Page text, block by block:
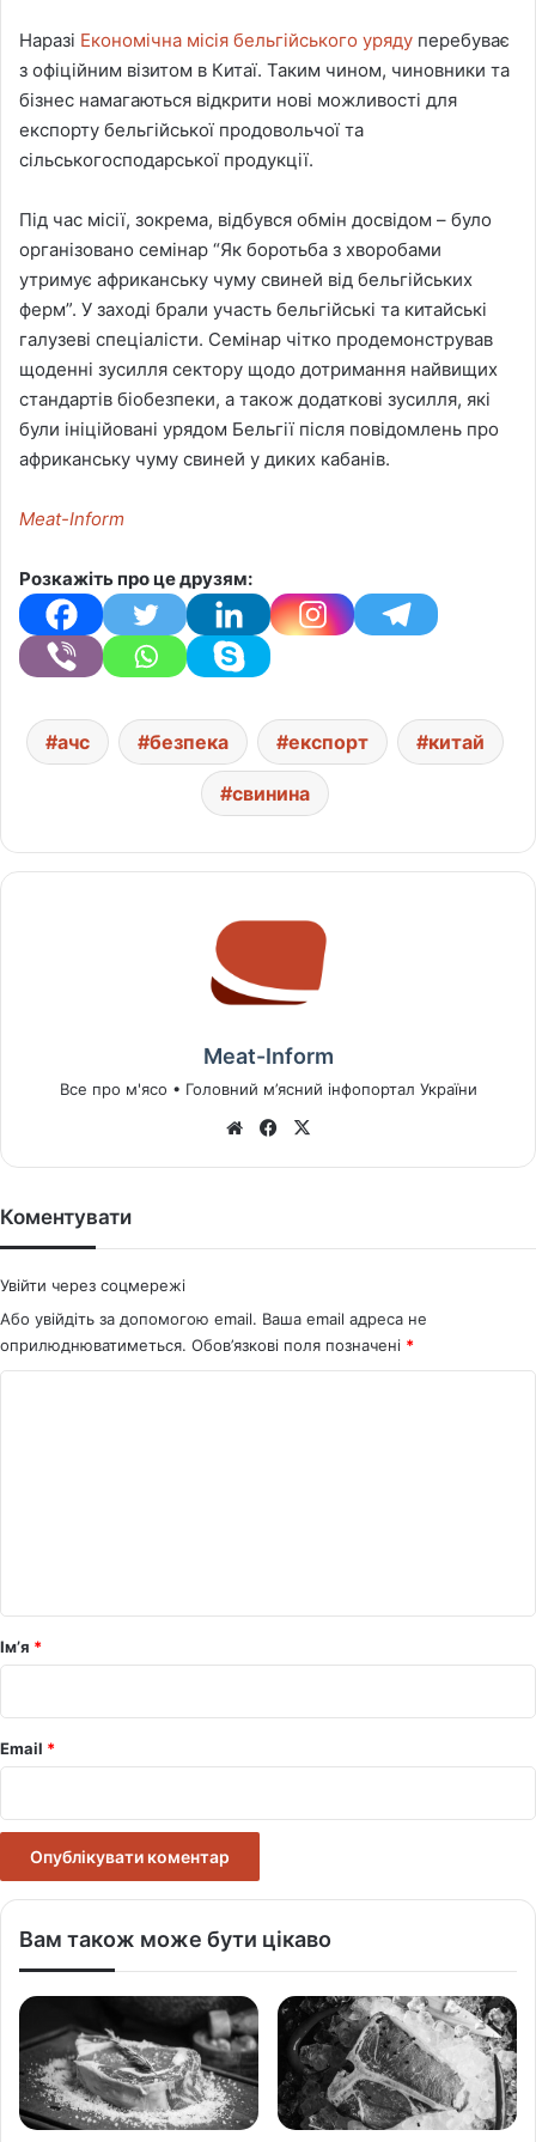
Наразі Економічна місія бельгійського уряду перебуває
з офіційним візитом в Китаї. Таким чином, чиновники та
бізнес намагаються відкрити нові можливості для
експорту бельгійської продовольчої та
сільськогосподарської продукції.
Під час місії, зокрема, відбувся обмін досвідом – було
організовано семінар “Як боротьба з хворобами
утримує африканську чуму свиней від бельгійських
ферм”. У заході брали участь бельгійські та китайські
галузеві спеціалісти. Семінар чітко продемонстрував
щоденні зусилля сектору щодо дотримання найвищих
стандартів біобезпеки, а також додаткові зусилля, які
були ініційовані урядом Бельгії після повідомлень про
африканську чуму свиней у диких кабанів.
Meat-Inform
Розкажіть про це друзям:
ачс безпека експорт китай
свинина
Meat-Inform
Все про м'ясо • Головний м’ясний інфопортал України
We
Fa
Коментувати
Увійти через соцмережі
Або увійдіть за допомогою email. Ваша email адреса не
оприлюднюватиметься. Обов’язкові поля позначені *
р
*
Ім’я *
Email *
Вам також може бути цікаво